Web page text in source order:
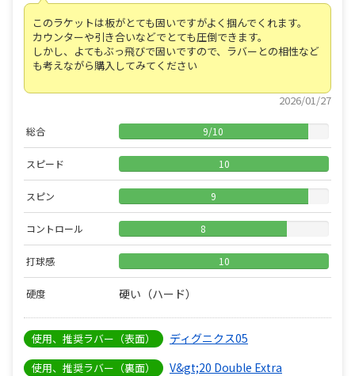
このラケットは板がとても固いですがよく掴んでくれます。
カウンターや引き合いなどでとても圧倒できます。
しかし、よてもぶっ飛びで固いですので、ラバーとの相性など
も考えながら購入してみてください
2026/01/27
総合 9/10
スピード 10
スピン 9
コントロール 8
打球感 10
硬度 硬い（ハード）
使用、推奨ラバー（表面） ディグニクス05
使用、推奨ラバー（裏面） V&gt;20 Double Extra